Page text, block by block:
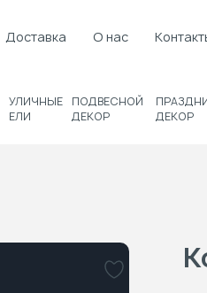
Доставка О нас
УЛИЧНЫЕ
ЕЛИ
ПОДВЕСНОЙ
ДЕКОР
ДЕКОР